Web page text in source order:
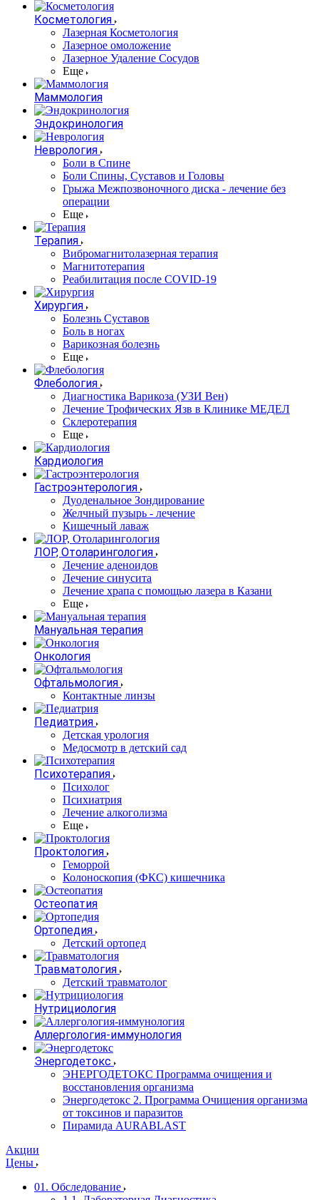
Косметология
Лазерная Косметология
Лазерное омоложение
Лазерное Удаление Сосудов
Еще
Маммология
Эндокринология
Неврология
Боли в Cпине
Боли Спины, Суставов и Головы
Грыжа Межпозвоночного диска - лечение без
операции
Еще
Терапия
Вибромагнитолазерная терапия
Магнитотерапия
Реабилитация после COVID-19
Хирургия
Болезнь Суставов
Боль в ногах
Варикозная болезнь
Еще
Флебология
Диагностика Варикоза (УЗИ Вен)
Лечение Трофических Язв в Клинике МЕДЕЛ
Склеротерапия
Еще
Кардиология
Гастроэнтерология
Дуоденальное Зондирование
Желчный пузырь - лечение
Кишечный лаваж
ЛОР, Отоларингология
Лечение аденоидов
Лечение синусита
Лечение храпа с помощью лазера в Казани
Еще
Мануальная терапия
Онкология
Офтальмология
Контактные линзы
Педиатрия
Детская урология
Медосмотр в детский сад
Психотерапия
Психолог
Психиатрия
Лечение алкоголизма
Еще
Проктология
Геморрой
Колоноскопия (ФКС) кишечника
Остеопатия
Ортопедия
Детский ортопед
Травматология
Детский травматолог
Нутрициология
Аллергология-иммунология
Энергодетокс
ЭНЕРГОДЕТОКС Программа очищения и
восстановления организма
Энергодетокс 2. Программа Очищения организма
от токсинов и паразитов
Пирамида AURABLAST
Акции
Цены
01. Обследование